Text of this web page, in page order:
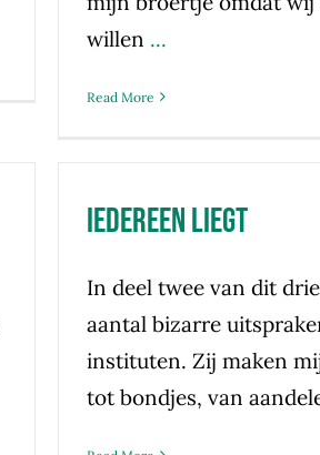
willen ...
Read More
Iedereen liegt
In deel twee van dit
aantal bizarre
instituten. Zij maken
tot bondjes, van